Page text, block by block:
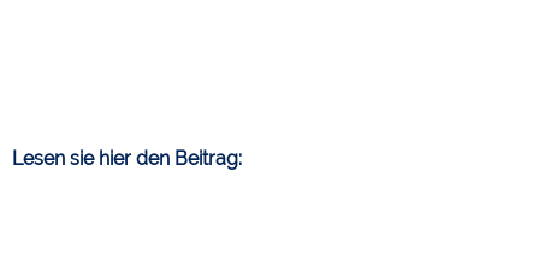
Lesen sie hier den Beitrag: